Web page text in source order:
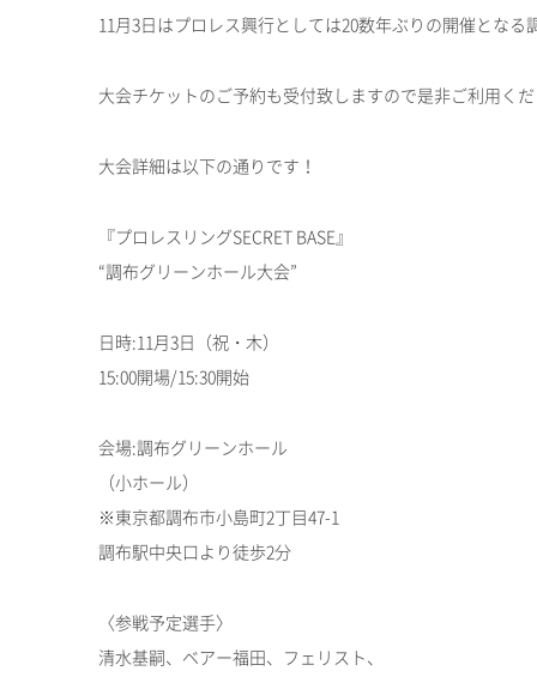
11月3日はプロレス興行としては20数年ぶりの開催とな
大会チケットのご予約も受付致しますので是非ご利用く
大会詳細は以下の通りです！
『プロレスリングSECRET BASE』
“調布グリーンホール大会”
日時:11月3日（祝・木）
15:00開場/15:30開始
会場:調布グリーンホール
（小ホール）
※東京都調布市小島町2丁目47-1
調布駅中央口より徒歩2分
〈参戦予定選手〉
清水基嗣、ベアー福田、フェリスト、